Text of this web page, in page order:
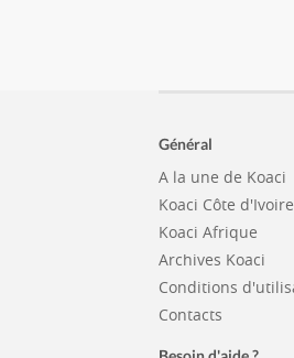
Général
A la une de Koaci
Koaci Côte d'Ivoire
Koaci Afrique
Archives Koaci
Conditions
Contacts